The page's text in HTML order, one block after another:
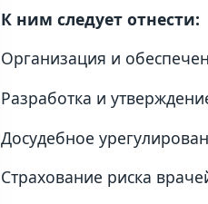
К ним следует отнести:
Организация и
Разработка и
Досудебное
Страхование риска